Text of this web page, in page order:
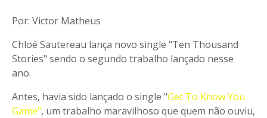
Por: Victor Matheus
Chloé Sautereau lança novo single "Ten Thousand
Stories" sendo o segundo trabalho lançado nesse
ano.
Antes, havia sido lançado o single "Get To Know You
Game", um trabalho maravilhoso que quem não ouviu,